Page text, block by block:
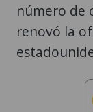
número de
renovó la